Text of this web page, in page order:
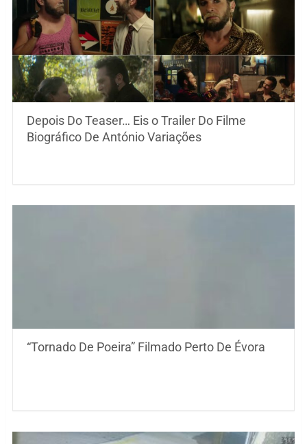
Depois Do Teaser… Eis o Trailer Do Filme
Biográfico De António Variações
“Tornado De Poeira” Filmado Perto De Évora